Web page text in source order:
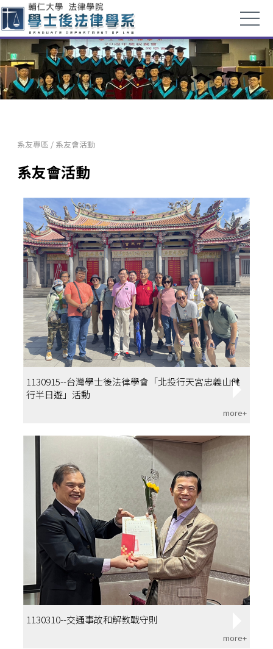
系友專區 / 系友會活動
系友會活動
1130915--台灣學士後法律學會「北投行天宮忠義山健
行半日遊」活動
more+
1130310--交通事故和解教戰守則
more+